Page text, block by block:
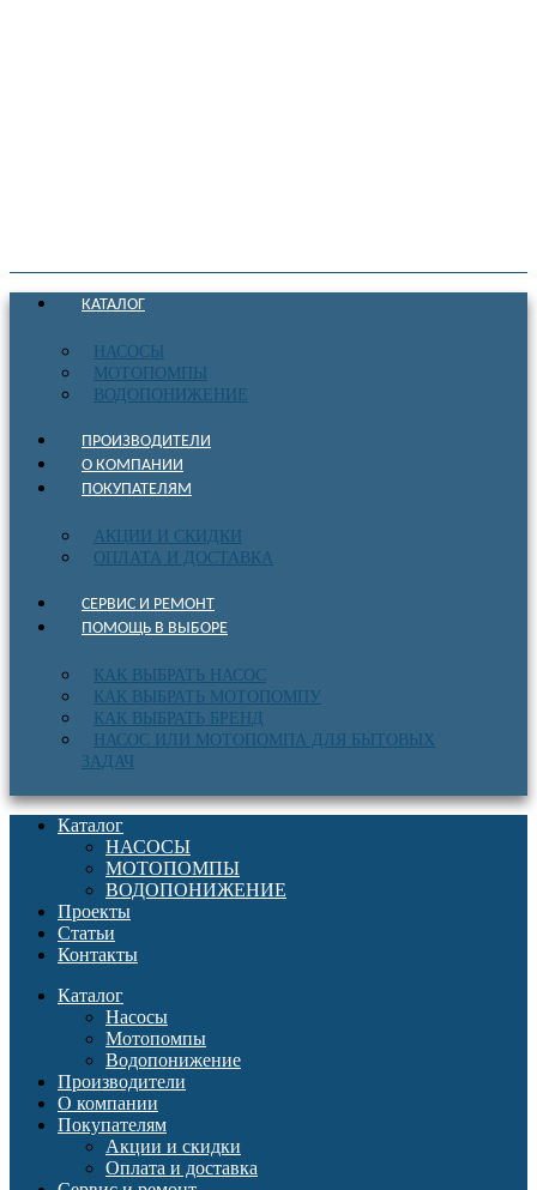
КАТАЛОГ
НАСОСЫ
МОТОПОМПЫ
ВОДОПОНИЖЕНИЕ
ПРОИЗВОДИТЕЛИ
О КОМПАНИИ
ПОКУПАТЕЛЯМ
АКЦИИ И СКИДКИ
ОПЛАТА И ДОСТАВКА
СЕРВИС И РЕМОНТ
ПОМОЩЬ В ВЫБОРЕ
КАК ВЫБРАТЬ НАСОС
КАК ВЫБРАТЬ МОТОПОМПУ
КАК ВЫБРАТЬ БРЕНД
НАСОС ИЛИ МОТОПОМПА ДЛЯ БЫТОВЫХ
ЗАДАЧ
Каталог
НАСОСЫ
МОТОПОМПЫ
ВОДОПОНИЖЕНИЕ
Проекты
Статьи
Контакты
Каталог
Насосы
Мотопомпы
Водопонижение
Производители
О компании
Покупателям
Акции и скидки
Оплата и доставка